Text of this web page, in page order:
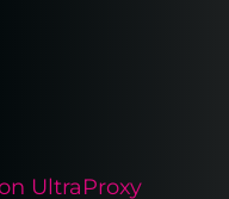
UltraProxy